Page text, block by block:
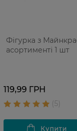
Фігурка з
асортименті 1 шт
119,99 ГРН